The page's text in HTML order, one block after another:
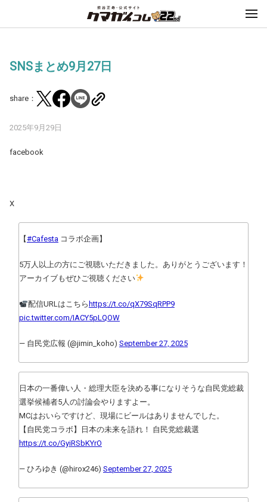
SNSまとめ9月27日
share：
2025年9月29日
facebook
X
【#Cafesta コラボ企画】
5万人以上の方にご視聴いただきました。ありがとうございます！
アーカイブもぜひご視聴ください
配信URLはこちら https://t.co/qX79SqRPP9
pic.twitter.com/IACY5pLQOW
— 自民党広報 (@jimin_koho) September 27, 2025
日本の一番偉い人・総理大臣を決める事になりそうな自民党総裁
選挙候補者5人の討論会やりますよー。
MCはおいらですけど、現場にビールはありませんでした。
【自民党コラボ】日本の未来を語れ！ 自民党総裁選
https://t.co/GyiRSbKYrO
— ひろゆき (@hirox246) September 27, 2025